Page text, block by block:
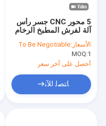
5 محور CNC جسر رأس
آلة لفرش المطبخ الرخام
مع إيطاليا نظام إيسا
البرنامج التلقائي البرنامج
قطع الحجر
الأسعار:To Be Negotiable
MOQ:1
أحصل على آخر سعر
ﺎﺘﺼﻟ ﺍﻶﻧ